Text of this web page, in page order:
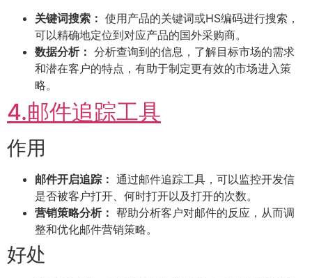
关键词搜索： 使用产品的关键词或HS编码进行搜索，
可以精确地定位到对应产品的国外采购商。
数据分析： 分析查询到的信息，了解目标市场的需求
和潜在客户的特点，有助于制定更有效的市场进入策
略。
4.邮件追踪工具
作用
邮件开启追踪： 通过邮件追踪工具，可以监控开发信
是否被客户打开、何时打开以及打开的次数。
营销策略分析： 帮助分析客户对邮件的反应，从而调
整和优化邮件营销策略。
好处